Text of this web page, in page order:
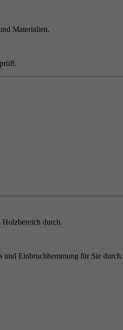
Materialien.
Holzbereich durch.
Einbruchhemmung für Sie durch.